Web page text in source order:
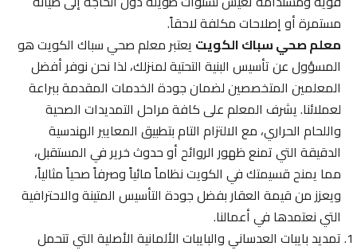
مستمرة أو إصلاحات مكلفة لاحقاً.
معلم صحي سباك الكويتيعتبر معلم صحي سباك الكويت هو
المسؤول عن تأسيس البنية التحتية لمنزلك، لذا نحن نوفر أفضل
المعلمين المتخصصين لضمان جودة الخدمات المقدمة ببراعة
لعملائنا. يشرف المعلم على كافة مراحل التمديدات الصحية
واللحام الحراري، مع الالتزام التام بتطبيق المعايير الهندسية
الدقيقة التي تمنع ظهور الروائح أو حدوث خرير في المستقبل،
مما يمنح قسيمتك في الكويت نظاماً مائياً وصرفاً صحياً مثالياً،
ويعزز من قيمة العقار بفضل جودة التأسيس المتينة والاحترافية
التي نعتمدها في أعمالنا.
تمديد بايبات العدساني والبايبات الألمانية الأصلية التي تتحمل